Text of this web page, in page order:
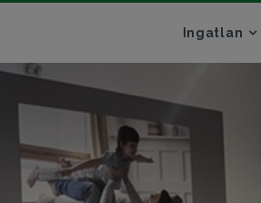
Ingatlan